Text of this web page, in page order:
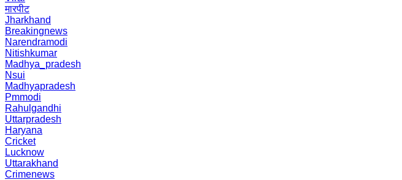
मारपीट
Jharkhand
Breakingnews
Narendramodi
Nitishkumar
Madhya_pradesh
Nsui
Madhyapradesh
Pmmodi
Rahulgandhi
Uttarpradesh
Haryana
Cricket
Lucknow
Uttarakhand
Crimenews